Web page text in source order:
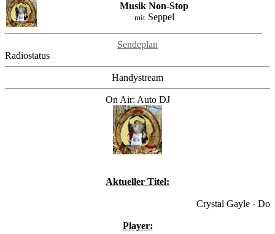
Musik Non-Stop
mitSeppel
Sendeplan
Radiostatus
Handystream
On Air: Auto DJ
Aktueller Titel:
Crystal Gayle -
Player: